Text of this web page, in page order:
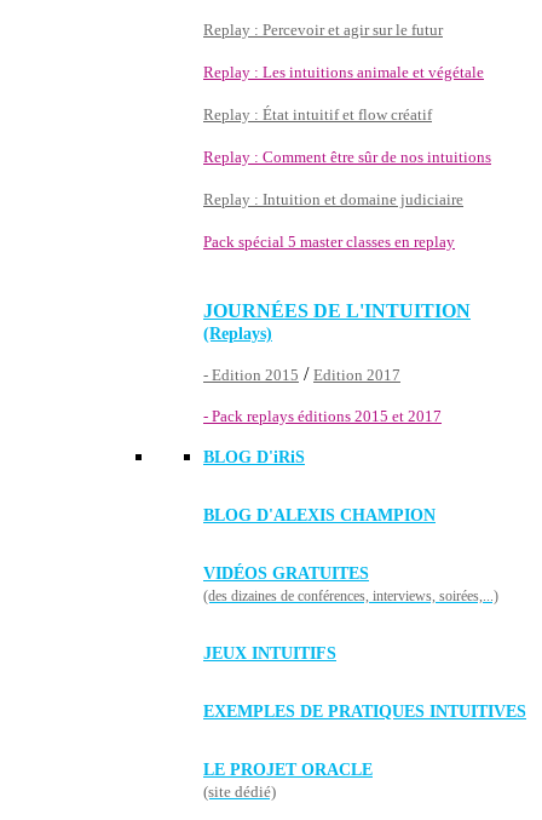
Replay : Percevoir et agir sur le futur
Replay : Les intuitions animale et végétale
Replay : État intuitif et flow créatif
Replay : Comment être sûr de nos intuitions
Replay : Intuition et domaine judiciaire
Pack spécial 5 master classes en replay
JOURNÉES DE L'INTUITION
(Replays)
- Edition 2015 / Edition 2017
- Pack replays éditions 2015 et 2017
BLOG D'iRiS
BLOG D'ALEXIS CHAMPION
VIDÉOS GRATUITES
(des dizaines de conférences, interviews, soirées,...)
JEUX INTUITIFS
EXEMPLES DE PRATIQUES INTUITIVES
LE PROJET ORACLE
(site dédié)